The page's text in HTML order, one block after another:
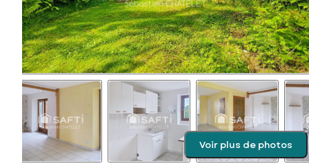
Voir plus de photos